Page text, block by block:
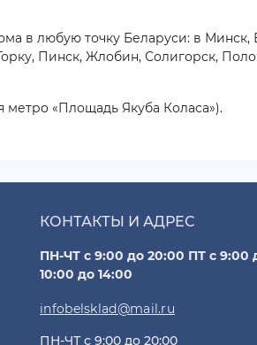
в любую точку Беларуси: в
Пинск, Жлобин, Солигорск,
метро «Площадь Якуба Коласа»).
КОНТАКТЫ И АДРЕС
ПН-ЧТ с 9:00 до 20:00 ПТ с 9:00
10:00 до 14:00
infobelsklad@mail.ru
ПН-ЧТ с 9:00 до 20:00